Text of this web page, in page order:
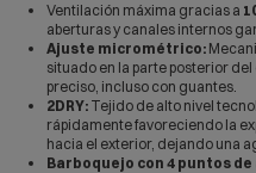
Ventilación máxima gracias a
aberturas y canales internos
Ajuste micrométrico:
situado en la parte posterior
preciso, incluso con guantes.
2DRY: Tejido de alto nivel
rápidamente favoreciendo la
hacia el exterior, dejando una
Barboquejo con 4 puntos